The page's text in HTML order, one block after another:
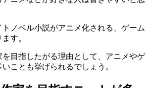
ノベル小説がアニメ化される、ゲーム
す。
目指したがる理由として、アニメやゲ
ことも挙げられるでしょう。